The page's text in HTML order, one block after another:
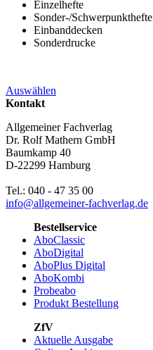
Einzelhefte
Sonder-/Schwerpunkthefte
Einbanddecken
Sonderdrucke
Auswählen
Kontakt
Allgemeiner Fachverlag
Dr. Rolf Mathern GmbH
Baumkamp 40
D-22299 Hamburg
Tel.: 040 - 47 35 00
info@allgemeiner-fachverlag.de
Bestellservice
AboClassic
AboDigital
AboPlus Digital
AboKombi
Probeabo
Produkt Bestellung
ZfV
Aktuelle Ausgabe